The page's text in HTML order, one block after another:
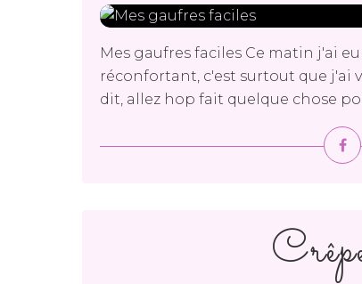
Mes gaufres faciles Ce matin j'ai
réconfortant, c'est surtout que j'ai
dit, allez hop fait quelque chose